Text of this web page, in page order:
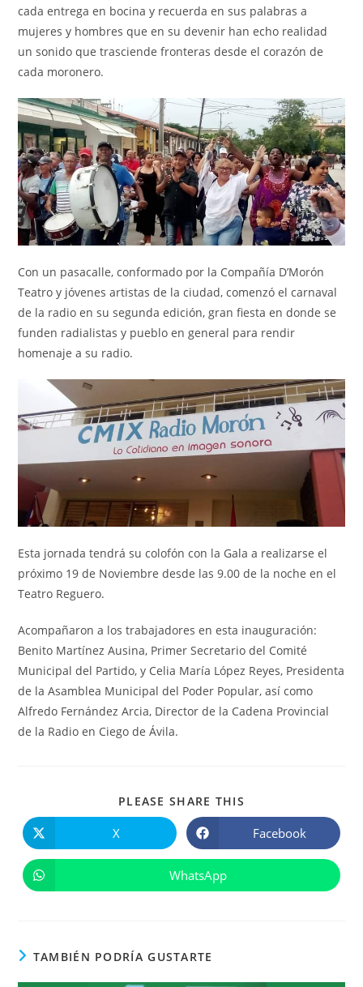
cada entrega en bocina y recuerda en sus palabras a
mujeres y hombres que en su devenir han echo realidad
un sonido que trasciende fronteras desde el corazón de
cada moronero.
Con un pasacalle, conformado por la Compañía D’Morón
Teatro y jóvenes artistas de la ciudad, comenzó el carnaval
de la radio en su segunda edición, gran fiesta en donde se
funden radialistas y pueblo en general para rendir
homenaje a su radio.
Esta jornada tendrá su colofón con la Gala a realizarse el
próximo 19 de Noviembre desde las 9.00 de la noche en el
Teatro Reguero.
Acompañaron a los trabajadores en esta inauguración:
Benito Martínez Ausina, Primer Secretario del Comité
Municipal del Partido, y Celia María López Reyes, Presidenta
de la Asamblea Municipal del Poder Popular, así como
Alfredo Fernández Arcia, Director de la Cadena Provincial
de la Radio en Ciego de Ávila.
PLEASE SHARE THIS
abre
en
ventana
X Se
abre
en
ventana
Facebook
Se
abre
WhatsApp
TAMBIÉN PODRÍA GUSTARTE